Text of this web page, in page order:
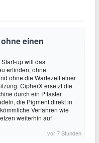
einen
up will das
erfinden, ohne
ohne die Wartezeit einer
CipherX ersetzt die
durch ein Pflaster
die Pigment direkt in
Verfahren wie
weiterhin auf
vor 7 Stunden